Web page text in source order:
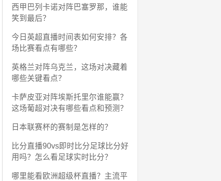
西甲巴列卡诺对阵巴塞罗那，谁能
笑到最后？
今日英超直播时间表如何安排？各
场比赛看点有哪些？
英格兰对阵乌克兰，这场对决藏着
哪些关键看点？
卡萨皮亚对阵埃斯托里尔谁能赢？
这场葡超对决有哪些看点和预测？
日本联赛杯的赛制是怎样的？
比分直播90vs即时比分足球比分好
用吗？怎么看足球实时比分？
哪里能看欧洲超级杯直播？主流平